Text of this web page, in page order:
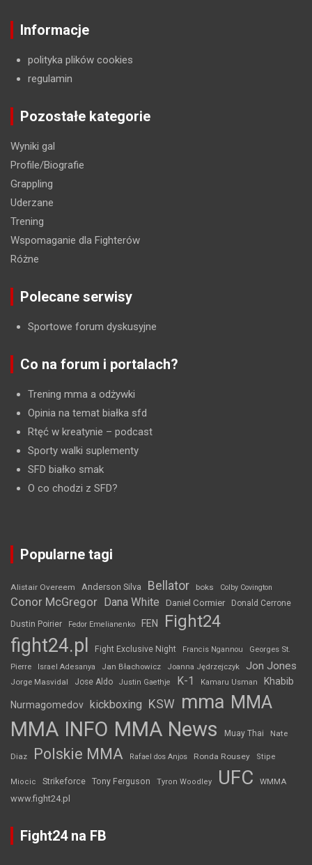
Informacje
polityka plików cookies
regulamin
Pozostałe kategorie
Wyniki gal
Profile/Biografie
Grappling
Uderzane
Trening
Wspomaganie dla Fighterów
Różne
Polecane serwisy
Sportowe forum dyskusyjne
Co na forum i portalach?
Trening mma a odżywki
Opinia na temat białka sfd
Rtęć w kreatynie – podcast
Sporty walki suplementy
SFD białko smak
O co chodzi z SFD?
Popularne tagi
Alistair Overeem Anderson Silva Bellator boks Colby Covington
Conor McGregor Dana White Daniel Cormier Donald Cerrone
Dustin Poirier Fedor Emelianenko FEN Fight24
fight24.pl Fight Exclusive Night Francis Ngannou
Georges St.
Pierre
Israel Adesanya Jan Błachowicz Joanna Jędrzejczyk Jon Jones
Jorge Masvidal Jose Aldo Justin Gaethje K-1 Kamaru Usman Khabib
Nurmagomedov kickboxing KSW mma MMA
MMA INFO MMA News Muay Thai Nate
Diaz Polskie MMA Rafael dos Anjos Ronda Rousey Stipe
Miocic Strikeforce Tony Ferguson Tyron Woodley UFC WMMA
www.fight24.pl
Fight24 na FB